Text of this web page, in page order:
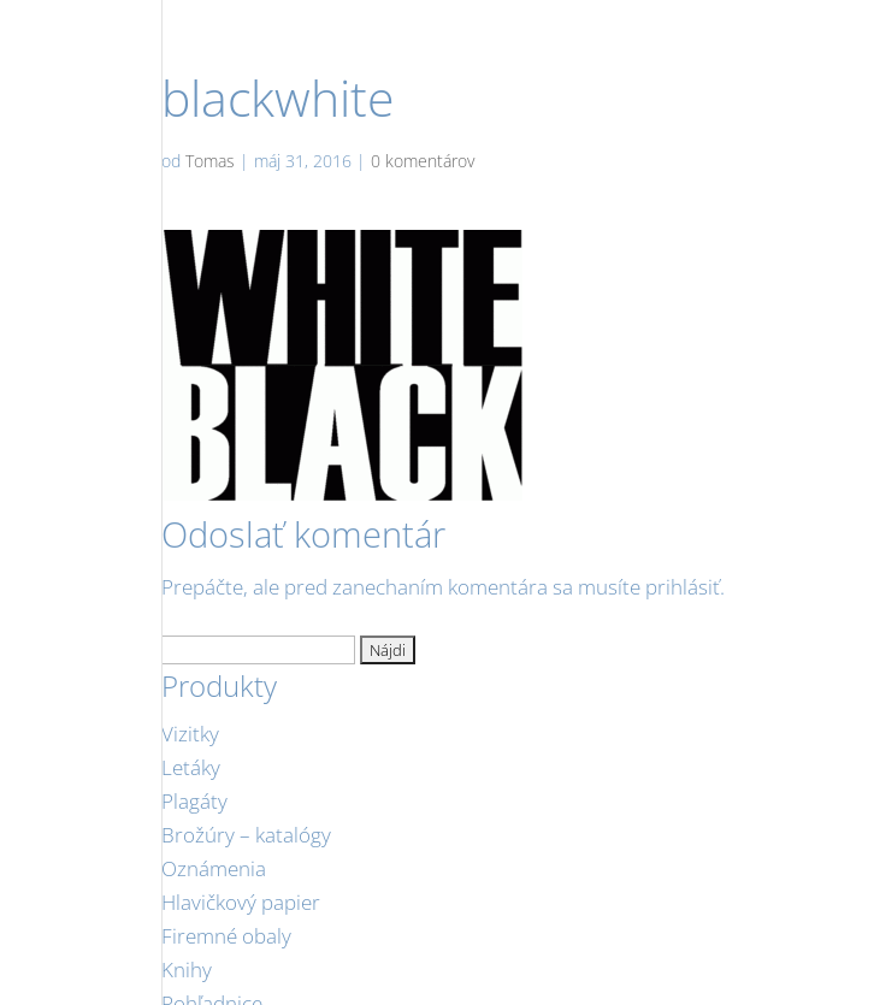
blackwhite
odTomas | máj 31, 2016 |0 komentárov
Odoslať komentár
Prepáčte, ale pred zanechaním komentára sa musíte prihlásiť.
Produkty
Vizitky
Letáky
Plagáty
Brožúry – katalógy
Oznámenia
Hlavičkový papier
Firemné obaly
Knihy